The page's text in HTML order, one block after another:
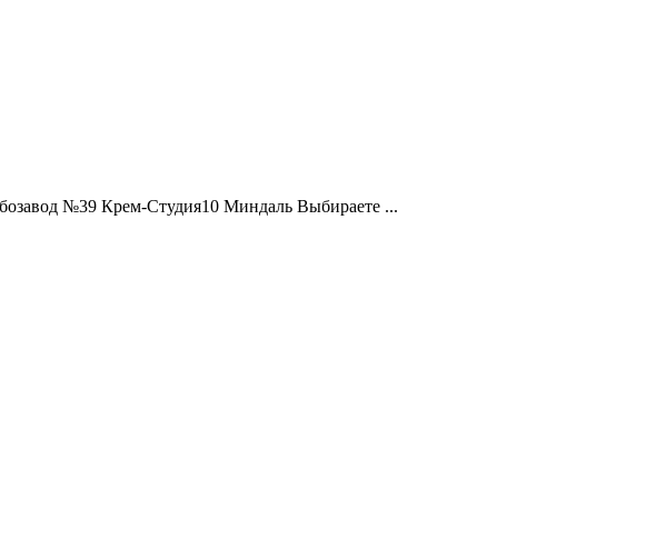
№39 Крем-Студия10 Миндаль Выбираете ...